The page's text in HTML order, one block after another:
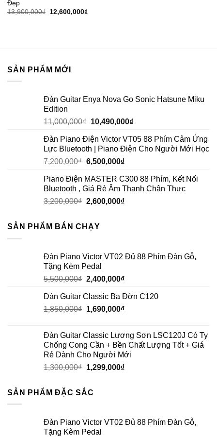
Đẹp
13,900,000₫ 12,600,000₫
SẢN PHẨM MỚI
Đàn Guitar Enya Nova Go Sonic Hatsune Miku
Edition
11,000,000₫ 10,490,000₫
Đàn Piano Điện Victor VT05 88 Phím Cảm Ứng
Lực Bluetooth | Piano Điện Cho Người Mới Học
7,200,000₫ 6,500,000₫
Piano Điện MASTER C300 88 Phím, Kết Nối
Bluetooth , Giá Rẻ Âm Thanh Chân Thực
3,200,000₫ 2,600,000₫
SẢN PHẨM BÁN CHẠY
Đàn Piano Victor VT02 Đủ 88 Phím Đàn Gỗ,
Tặng Kèm Pedal
5,500,000₫ 2,400,000₫
Đàn Guitar Classic Ba Đờn C120
1,850,000₫ 1,690,000₫
Đàn Guitar Classic Lương Sơn LSC120J Có Ty
Chống Cong Cần + Bền Chất Lượng Tốt + Giá
Rẻ Dành Cho Người Mới
1,300,000₫ 1,299,000₫
SẢN PHẨM ĐẶC SẮC
Đàn Piano Victor VT02 Đủ 88 Phím Đàn Gỗ,
Tặng Kèm Pedal